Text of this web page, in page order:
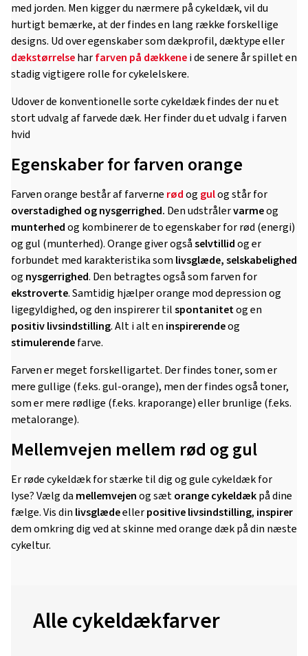
med jorden. Men kigger du nærmere på cykeldæk, vil du
hurtigt bemærke, at der findes en lang række forskellige
designs. Ud over egenskaber som dækprofil, dæktype eller
dækstørrelseharfarven på dækkenei de senere år spillet en
stadig vigtigere rolle for cykelelskere.
Udover de konventionelle sorte cykeldæk findes der nu et
stort udvalg af farvede dæk. Her finder du et udvalg i farven
hvid
Egenskaber for farven orange
Farven orange består af farverne rødog gulog står for
overstadighed og nysgerrighed. Den udstrålervarmeog
munterhedog kombinerer de to egenskaber for rød (energi)
og gul (munterhed). Orange giver ogsåselvtillidog er
forbundet med karakteristika som livsglæde, selskabelighed
og nysgerrighed. Den betragtes også som farven for
ekstroverte. Samtidig hjælper orange mod depression og
ligegyldighed, og den inspirerer tilspontanitetog en
positiv livsindstilling. Alt i alt en inspirerendeog
stimulerendefarve.
Farven er meget forskelligartet. Der findes toner, som er
mere gullige (f.eks. gul-orange), men der findes også toner,
som er mere rødlige (f.eks. kraporange) eller brunlige (f.eks.
metalorange).
Mellemvejen mellem ​​rød og gul
Er røde cykeldæk for stærke til dig og gule cykeldæk for
lyse? Vælg da mellemvejenog sætorange cykeldækpå dine
fælge. Vis din livsglædeellerpositive livsindstilling, inspirer
dem omkring dig ved at skinne med orange dæk på din næste
cykeltur.
Alle cykeldækfarver